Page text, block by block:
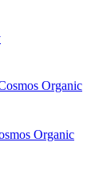
Organic
Organic